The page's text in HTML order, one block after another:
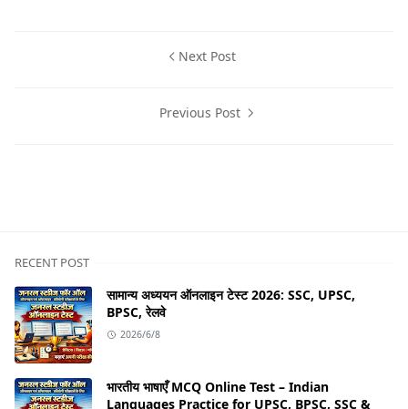
Next Post
Previous Post
RECENT POST
सामान्य अध्ययन ऑनलाइन टेस्ट 2026: SSC, UPSC,
BPSC, रेलवे
2026/6/8
भारतीय भाषाएँ MCQ Online Test – Indian
Languages Practice for UPSC, BPSC, SSC &